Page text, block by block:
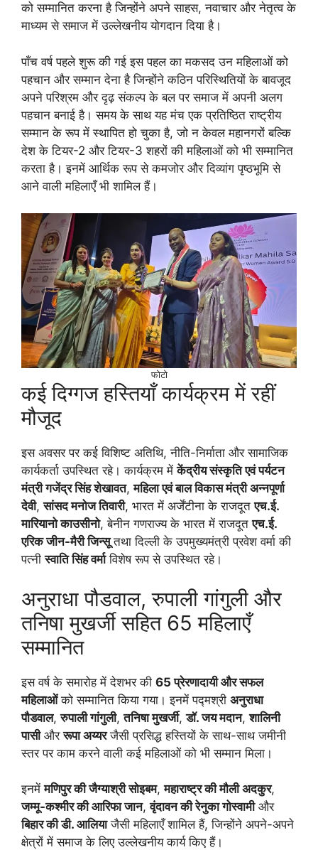
को सम्मानित करना है जिन्होंने अपने साहस, नवाचार और नेतृत्व के
माध्यम से समाज में उल्लेखनीय योगदान दिया है।
पाँच वर्ष पहले शुरू की गई इस पहल का मकसद उन महिलाओं को
पहचान और सम्मान देना है जिन्होंने कठिन परिस्थितियों के बावजूद
अपने परिश्रम और दृढ़ संकल्प के बल पर समाज में अपनी अलग
पहचान बनाई है। समय के साथ यह मंच एक प्रतिष्ठित राष्ट्रीय
सम्मान के रूप में स्थापित हो चुका है, जो न केवल महानगरों बल्कि
देश के टियर-2 और टियर-3 शहरों की महिलाओं को भी सम्मानित
करता है। इनमें आर्थिक रूप से कमजोर और दिव्यांग पृष्ठभूमि से
आने वाली महिलाएँ भी शामिल हैं।
फोटो
कई दिग्गज हस्तियाँ कार्यक्रम में रहीं
मौजूद
इस अवसर पर कई विशिष्ट अतिथि, नीति-निर्माता और सामाजिक
कार्यकर्ता उपस्थित रहे। कार्यक्रम मेंकेंद्रीय संस्कृति एवं पर्यटन
मंत्री गजेंद्र सिंह शेखावत,महिला एवं बाल विकास मंत्री अन्नपूर्णा
देवी,सांसद मनोज तिवारी, भारत में अर्जेंटीना के राजदूतएच.ई.
मारियानो काउसीनो, बेनीन गणराज्य के भारत में राजदूतएच.ई.
एरिक जीन-मैरी जिन्सूतथा दिल्ली के उपमुख्यमंत्री प्रवेश वर्मा की
पत्नीस्वाति सिंह वर्माविशेष रूप से उपस्थित रहे।
अनुराधा पौडवाल, रुपाली गांगुली और
तनिषा मुखर्जी सहित 65 महिलाएँ
सम्मानित
इस वर्ष के समारोह में देशभर की 65 प्रेरणादायी और सफल
महिलाओंको सम्मानित किया गया। इनमें पद्मश्री अनुराधा
पौडवाल,रुपाली गांगुली,तनिषा मुखर्जी,डॉ. जय मदान,शालिनी
पासीऔररूपा अय्यरजैसी प्रसिद्ध हस्तियों के साथ-साथ जमीनी
स्तर पर काम करने वाली कई महिलाओं को भी सम्मान मिला।
इनमेंमणिपुर की जैग्याश्री सोइबम,महाराष्ट्र की मौली अदकुर,
जम्मू-कश्मीर की आरिफा जान,वृंदावन की रेनुका गोस्वामीऔर
बिहार की डी. आलियाजैसी महिलाएँ शामिल हैं, जिन्होंने अपने-अपने
क्षेत्रों में समाज के लिए उल्लेखनीय कार्य किए हैं।